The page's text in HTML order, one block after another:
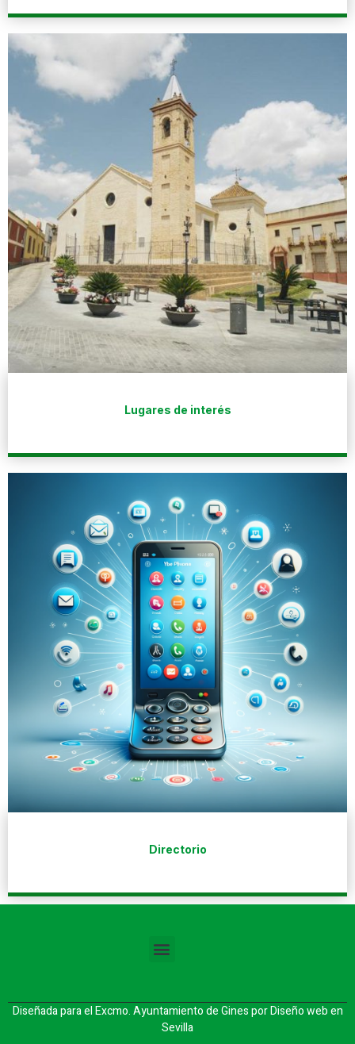
Lugares de interés
Directorio
Diseñada para el Excmo. Ayuntamiento de Gines porDiseño web en
Sevilla